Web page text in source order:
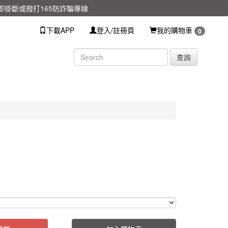
掛斷或撥打165防詐騙專線
登入/註冊頁 我的購物車 0
下載APP
查詢